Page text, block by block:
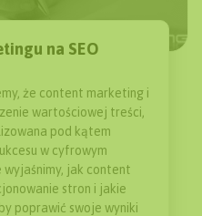
na SEO
że content marketing i
wartościowej treści,
pod kątem
w cyfrowym
jak content
stron i jakie
poprawić swoje wyniki